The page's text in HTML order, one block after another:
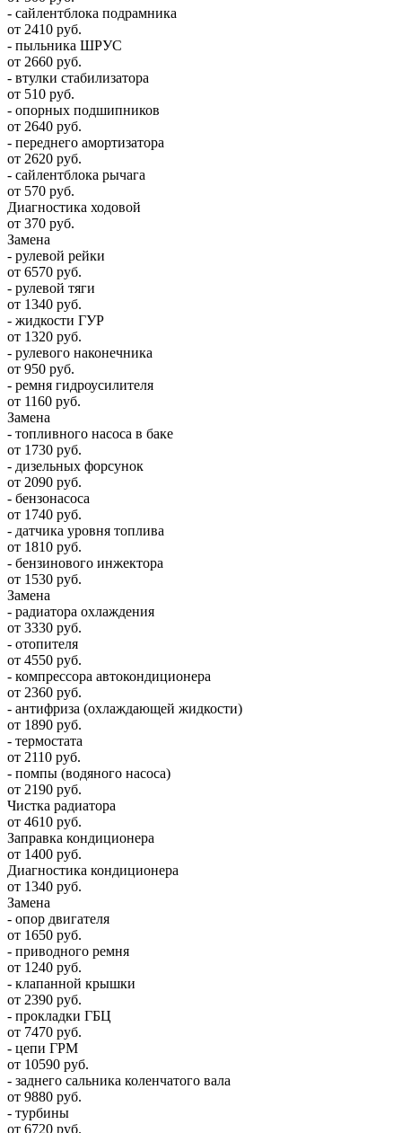
- сайлентблока подрамника
от 2410 руб.
- пыльника ШРУС
от 2660 руб.
- втулки стабилизатора
от 510 руб.
- опорных подшипников
от 2640 руб.
- переднего амортизатора
от 2620 руб.
- сайлентблока рычага
от 570 руб.
Диагностика ходовой
от 370 руб.
Замена
- рулевой рейки
от 6570 руб.
- рулевой тяги
от 1340 руб.
- жидкости ГУР
от 1320 руб.
- рулевого наконечника
от 950 руб.
- ремня гидроусилителя
от 1160 руб.
Замена
- топливного насоса в баке
от 1730 руб.
- дизельных форсунок
от 2090 руб.
- бензонасоса
от 1740 руб.
- датчика уровня топлива
от 1810 руб.
- бензинового инжектора
от 1530 руб.
Замена
- радиатора охлаждения
от 3330 руб.
- отопителя
от 4550 руб.
- компрессора автокондиционера
от 2360 руб.
- антифриза (охлаждающей жидкости)
от 1890 руб.
- термостата
от 2110 руб.
- помпы (водяного насоса)
от 2190 руб.
Чистка радиатора
от 4610 руб.
Заправка кондиционера
от 1400 руб.
Диагностика кондиционера
от 1340 руб.
Замена
- опор двигателя
от 1650 руб.
- приводного ремня
от 1240 руб.
- клапанной крышки
от 2390 руб.
- прокладки ГБЦ
от 7470 руб.
- цепи ГРМ
от 10590 руб.
- заднего сальника коленчатого вала
от 9880 руб.
- турбины
от 6720 руб.